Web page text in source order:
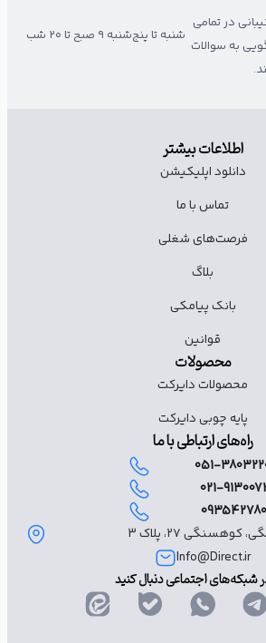
در تمامی
به سوالات
شنبه تا پنج‌شنبه ۹ صبح تا ۲۰ شب
اطلاعات بیشتر
دانلود اپلیکیشن
تماس با ما
فرصت‌های شغلی
بلاگ
بانک پیامکی
قوانین
محصولات
محصولات دایرکت
پایه چوبی دایرکت
راه‌های ارتباطی با ما
051-
021-
۲۷، پلاک 3
Info@Direct.ir
شبکه‌های اجتماعی دنبال کنید